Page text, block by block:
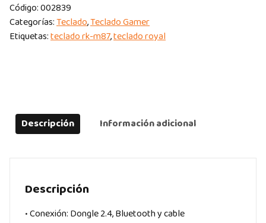
Código:002839
Categorías:Teclado,Teclado Gamer
Etiquetas:teclado rk-m87,teclado royal
Descripción Información adicional
Descripción
• Conexión: Dongle 2.4, Bluetooth y cable